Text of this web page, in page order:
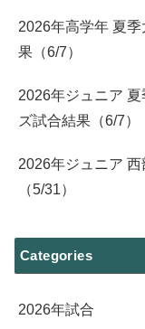
2026年高学年 夏
果（6/7）
2026年ジュニア
ズ試合結果（6/7）
2026年ジュニア
（5/31）
Categories
2026年試合